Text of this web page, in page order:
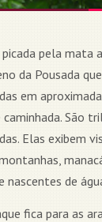
picada pela mata
da Pousada
em
caminhada. São
Elas exibem
nascentes de
fica para as